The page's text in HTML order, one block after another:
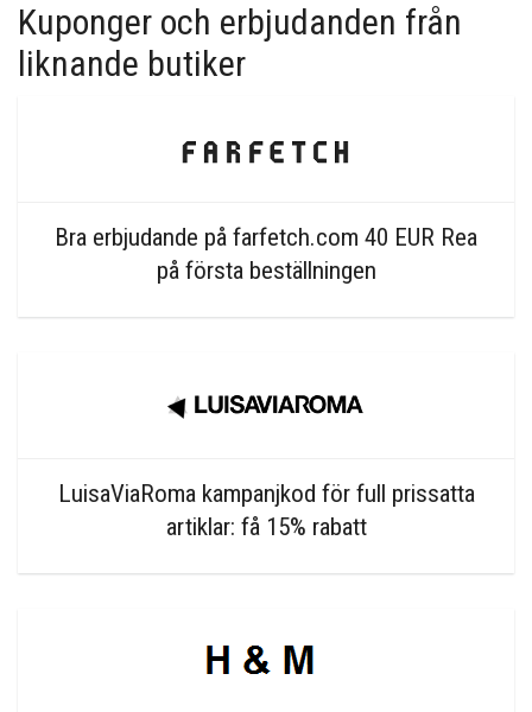
Kuponger och erbjudanden från
liknande butiker
Bra erbjudande på farfetch.com 40 EUR Rea
på första beställningen
LuisaViaRoma kampanjkod för full prissatta
artiklar: få 15% rabatt